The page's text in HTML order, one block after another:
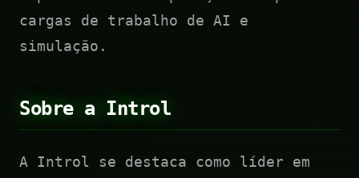
cargas de trabalho de AI e
simulação.
Sobre a Introl
A Introl se destaca como líder em